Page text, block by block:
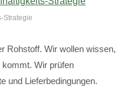
Strategie
Rohstoff. Wir wollen wissen,
Wir prüfen
und Lieferbedingungen.